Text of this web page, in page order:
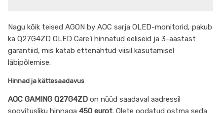
Nagu kõik teised AGON by AOC sarja OLED-monitorid, pakub
ka Q27G4ZD OLED Care’i hinnatud eeliseid ja 3-aastast
garantiid, mis katab ettenähtud viisil kasutamisel
läbipõlemise.
Hinnad ja kättesaadavus
AOC GAMING Q27G4ZD on nüüd saadaval aadressil
soovitusliku hinnaga 450 eurot. Olete oodatud ostma seda